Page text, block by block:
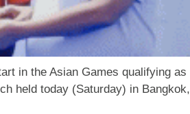
in the Asian Games qualifying as
held today (Saturday) in Bangkok,